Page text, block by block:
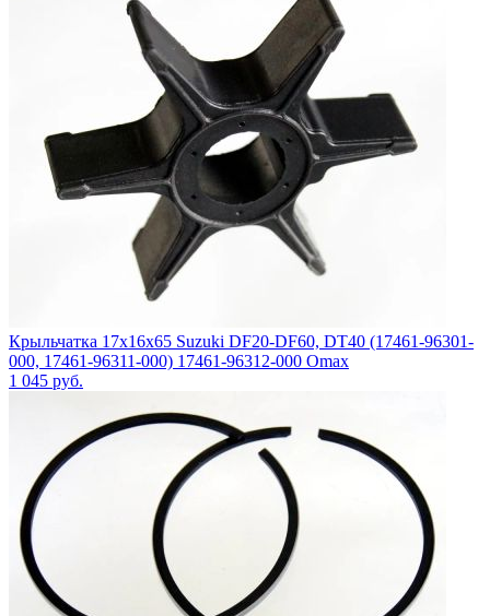
Крыльчатка 17x16x65 Suzuki DF20-DF60, DT40 (17461-96301-
000, 17461-96311-000) 17461-96312-000 Omax
1 045 руб.